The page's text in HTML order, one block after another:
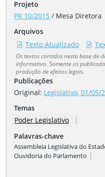
Projeto
PR 10/2015 / Mesa Diretora
Arquivos
Texto Atualizado
Os textos contidos nesta base de
informativo. Somente os
produção de efeitos legais.
Publicações
Original: Legislativo, 01/05/
Temas
Poder Legislativo
|
Palavras-chave
Assembleia Legislativa do
Ouvidoria do Parlamento |